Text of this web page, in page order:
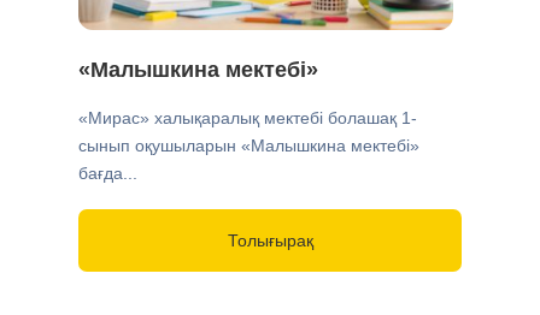
«Малышкина мектебі»
«Мирас» халықаралық мектебі болашақ 1-
сынып оқушыларын «Малышкина мектебі»
бағда...
Толығырақ